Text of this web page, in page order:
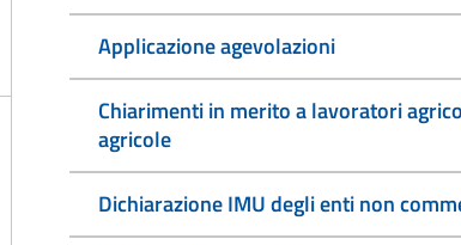
Applicazione agevolazioni
Chiarimenti in merito a lavoratori
agricole
Dichiarazione IMU degli enti non